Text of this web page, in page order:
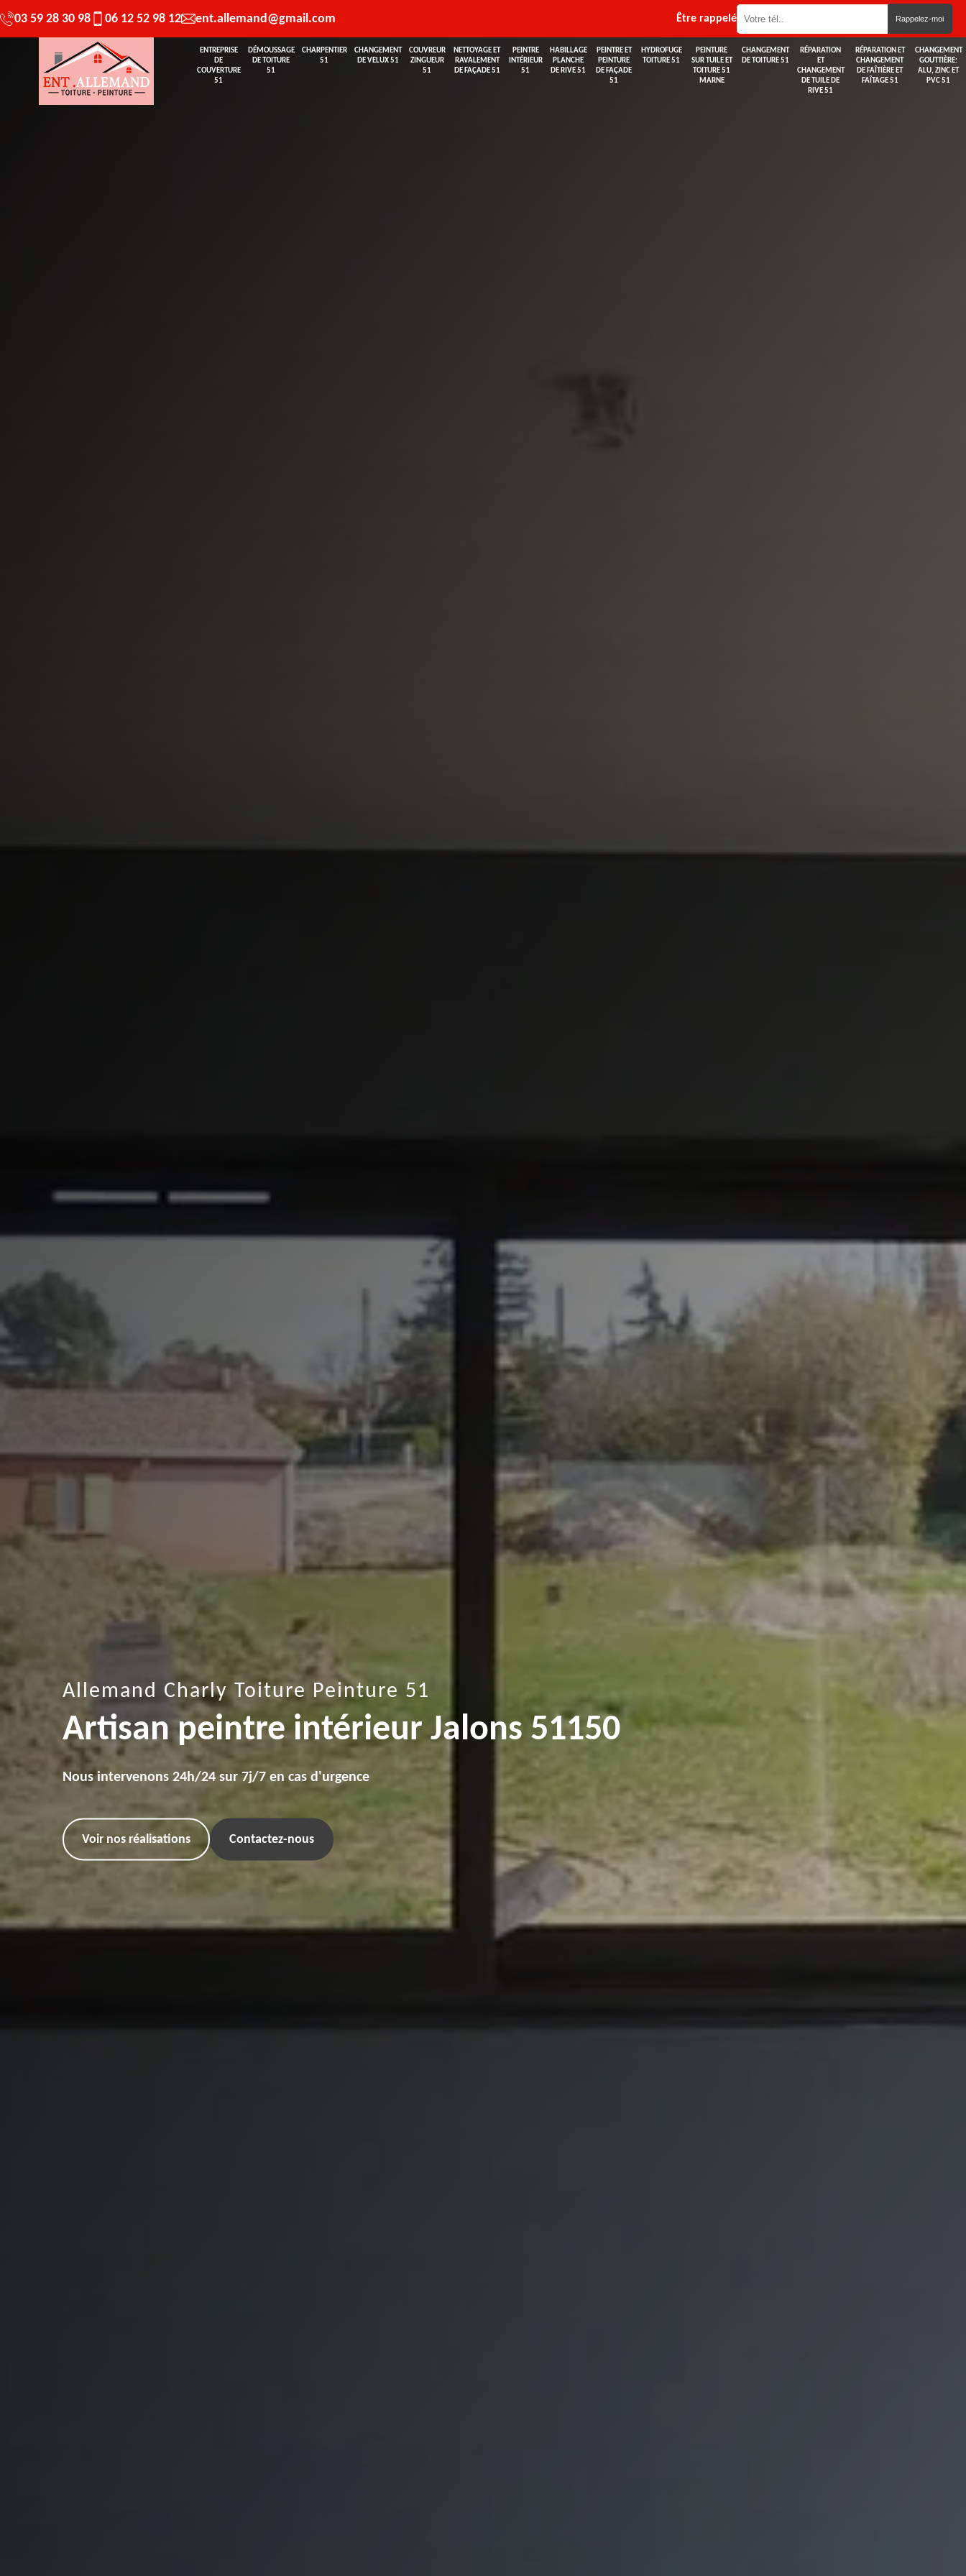
03 59 28 30 98 06 12 52 98 12 ent.allemand@gmail.com Être rappelé
ENTREPRISE
DE
COUVERTURE
51
DÉMOUSSAGE
DE TOITURE
51
CHARPENTIER
51
CHANGEMENT
DE VELUX 51
COUVREUR
ZINGUEUR
51
NETTOYAGE ET
RAVALEMENT
DE FAÇADE 51
PEINTRE
INTÉRIEUR
51
HABILLAGE
PLANCHE
DE RIVE 51
PEINTRE ET
PEINTURE
DE FAÇADE
51
HYDROFUGE
TOITURE 51
PEINTURE
SUR TUILE ET
TOITURE 51
MARNE
CHANGEMENT
DE TOITURE 51
RÉPARATION
ET
CHANGEMENT
DE TUILE DE
RIVE 51
RÉPARATION ET
CHANGEMENT
DE FAÎTIÈRE ET
FAÎTAGE 51
CHANGEMENT
GOUTTIÈRE:
ALU, ZINC ET
PVC 51
Allemand Charly Toiture Peinture 51
Artisan peintre intérieur Jalons 51150
Nous intervenons 24h/24 sur 7j/7 en cas d'urgence
Voir nos réalisations Contactez-nous